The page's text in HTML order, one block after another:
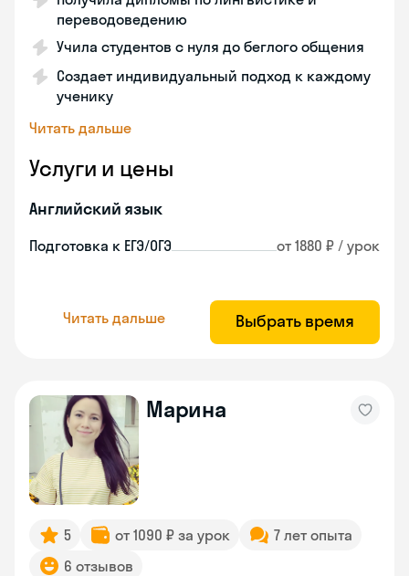
переводоведению
Учила студентов с нуля до беглого общения
Создает индивидуальный подход к каждому
ученику
Читать дальше
Услуги и цены
Английский язык
Подготовка к ЕГЭ/ОГЭ от 1880 ₽ / урок
Читать дальше Выбрать время
Марина
5 от 1090 ₽ за урок
7 лет опыта
6 отзывов